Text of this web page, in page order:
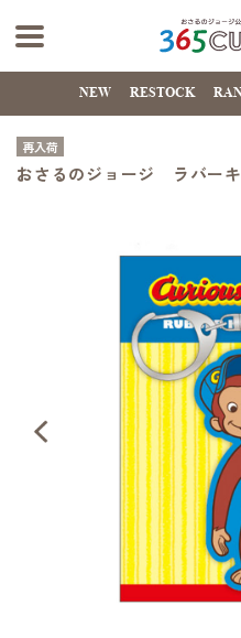
おさる
ジ公式
NEW RESTOCK
再入荷
おさるのジョージ ラバー